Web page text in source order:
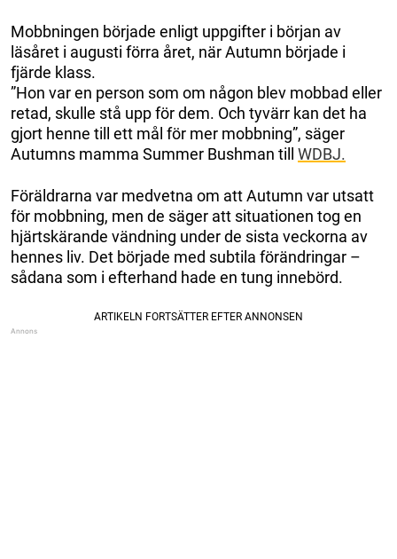
Mobbningen började enligt uppgifter i början av
läsåret i augusti förra året, när Autumn började i
fjärde klass.
”Hon var en person som om någon blev mobbad eller
retad, skulle stå upp för dem. Och tyvärr kan det ha
gjort henne till ett mål för mer mobbning”, säger
Autumns mamma Summer Bushman till WDBJ.
Föräldrarna var medvetna om att Autumn var utsatt
för mobbning, men de säger att situationen tog en
hjärtskärande vändning under de sista veckorna av
hennes liv. Det började med subtila förändringar –
sådana som i efterhand hade en tung innebörd.